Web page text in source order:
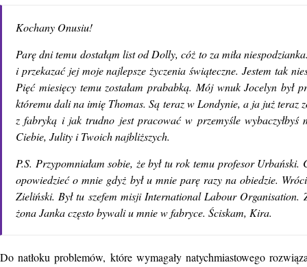
Kochany Onusiu!
Parę dni temu dostałąm list od Dolly, cóż to za miła
i przekazać jej moje najlepsze życzenia świąteczne. Jestem tak
Pięć miesięcy temu zostałam prababką. Mój wnuk Jocelyn był
któremu dali na imię Thomas. Są teraz w Londynie, a ja już teraz
z fabryką i jak trudno jest pracować w przemyśle wybaczyłbyś
Ciebie, Julity i Twoich najbliższych.
P.S. Przypomniałam sobie, że był tu rok temu profesor
opowiedzieć o mnie gdyż był u mnie parę razy na obiedzie.
Zieliński. Był tu szefem misji International Labour Organisation.
żona Janka często bywali u mnie w fabryce. Ściskam, Kira.
Do natłoku problemów, które wymagały natychmiastowego